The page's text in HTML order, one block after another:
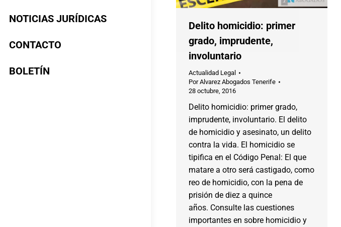
NOTICIAS JURÍDICAS
CONTACTO
BOLETÍN
Delito homicidio: primer
grado, imprudente,
involuntario
Actualidad Legal
PorAlvarez Abogados Tenerife
28 octubre, 2016
Delito homicidio: primer grado,
imprudente, involuntario. El delito
de homicidio y asesinato, un delito
contra la vida. El homicidio se
tipifica en el Código Penal: El que
matare a otro será castigado, como
reo de homicidio, con la pena de
prisión de diez a quince
años. Consulte las cuestiones
importantes en sobre homicidio y